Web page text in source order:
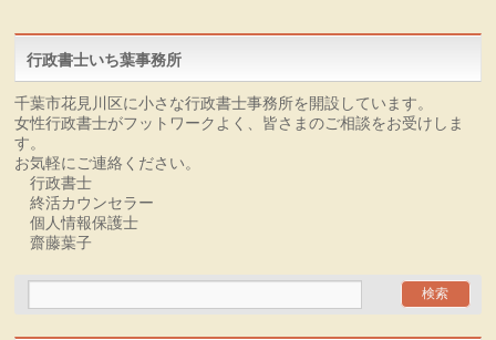
行政書士いち葉事務所
千葉市花見川区に小さな行政書士事務所を開設しています。
女性行政書士がフットワークよく、皆さまのご相談をお受けしま
す。
お気軽にご連絡ください。
行政書士
終活カウンセラー
個人情報保護士
齋藤葉子